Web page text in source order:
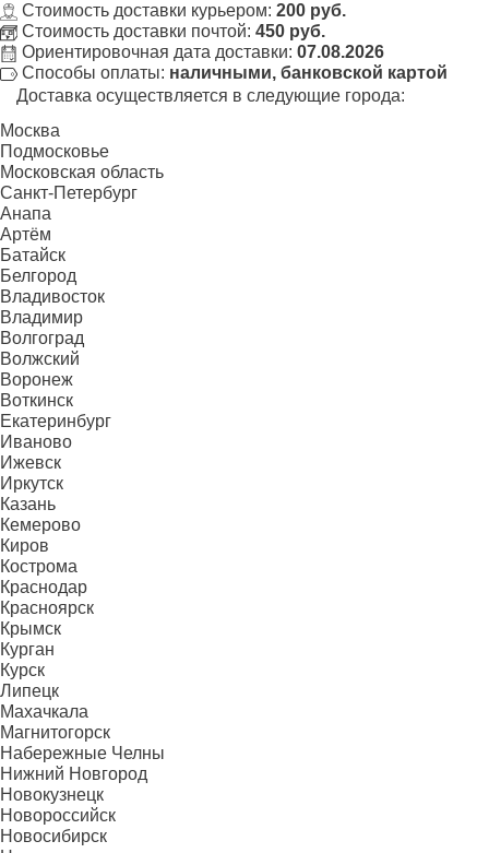
Стоимость доставки курьером: 200 руб.
Стоимость доставки почтой: 450 руб.
Ориентировочная дата доставки: 07.08.2026
Способы оплаты: наличными, банковской картой
Доставка осуществляется в следующие города:
Москва
Подмосковье
Московская область
Санкт-Петербург
Анапа
Артём
Батайск
Белгород
Владивосток
Владимир
Волгоград
Волжский
Воронеж
Воткинск
Екатеринбург
Иваново
Ижевск
Иркутск
Казань
Кемерово
Киров
Кострома
Краснодар
Красноярск
Крымск
Курган
Курск
Липецк
Махачкала
Магнитогорск
Набережные Челны
Нижний Новгород
Новокузнецк
Новороссийск
Новосибирск